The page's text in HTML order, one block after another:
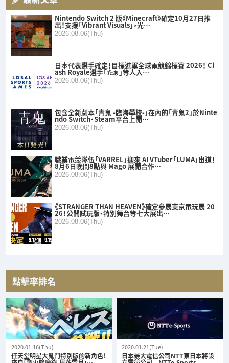
Nintendo Switch 2 版《Minecraft》確定10月27日推
出！支援「Vibrant Visuals」，光…
2026.08.06(Thu)
日本代表選手確定！目標進軍全球電競錦標賽 2026！ Cl
ash Royale選手「たぁ」等人入…
2026.08.06(Thu)
包含全新劇本「青鬼 -臨海學校-」在內的「青鬼2」於Ninte
ndo Switch・Steam平台上開…
2026.08.06(Thu)
職業電競隊伍「VARREL」迎來 AI VTuber「LUMA」出道！
8月6日晚間8點與 Mago 展開合作…
2026.08.06(Thu)
《STRANGER THAN HEAVEN》確定參展東京電玩展 20
26！公開試玩版、特別舞台等七大展出…
2026.08.06(Thu)
點擊率排名
2020.01.16(Thu)
任天堂明星大亂鬥特別版的新角色！
2020.01.21(Tue)
日本最大電信公司NTT東日本將設